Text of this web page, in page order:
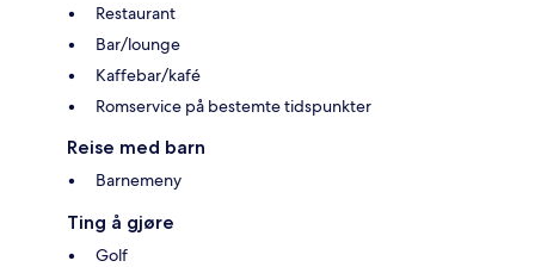
Restaurant
Bar/lounge
Kaffebar/kafé
Romservice på bestemte tidspunkter
Reise med barn
Barnemeny
Ting å gjøre
Golf